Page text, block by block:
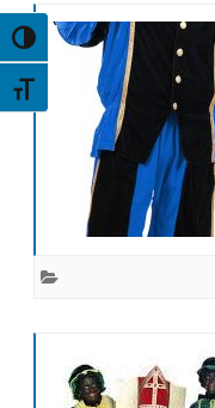
Keuze voor hoog
Kies grootte van het